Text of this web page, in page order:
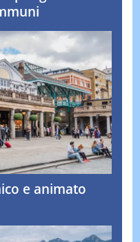
e animato